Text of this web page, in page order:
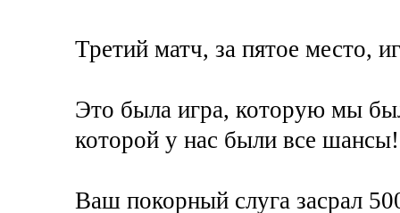
Третий матч, за пятое место,
Это была игра, которую мы
которой у нас были все
Ваш покорный слуга засрал